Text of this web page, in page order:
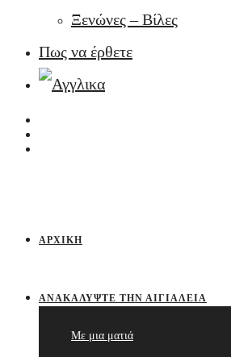
Ξενώνες – Βίλες
Πως να έρθετε
ΑΡΧΙΚΉ
ΑΝΑΚΑΛΎΨΤΕ ΤΗΝ ΑΙΓΙΆΛΕΙΑ
Με μια ματιά